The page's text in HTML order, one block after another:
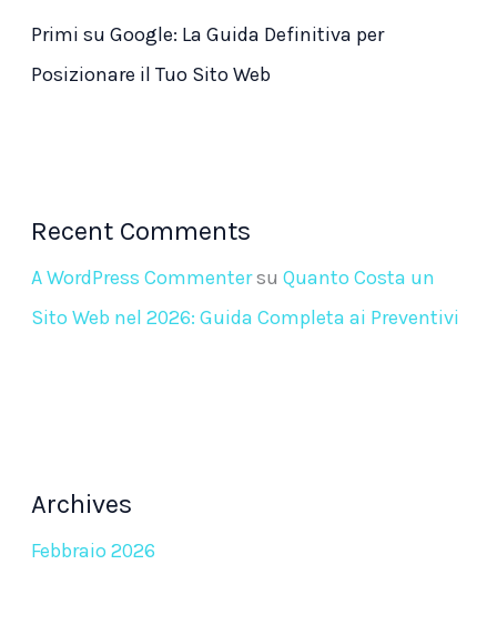
Primi su Google: La Guida Definitiva per
Posizionare il Tuo Sito Web
Recent Comments
A WordPress Commentersu Quanto Costa un
Sito Web nel 2026: Guida Completa ai Preventivi
Archives
Febbraio 2026